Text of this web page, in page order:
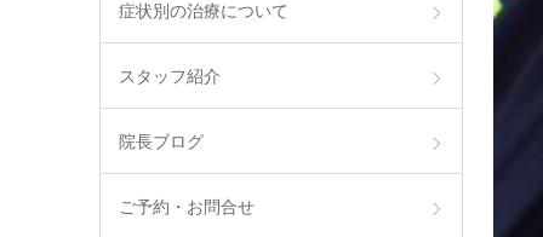
症状別の治療について
スタッフ紹介
院長ブログ
ご予約・お問合せ